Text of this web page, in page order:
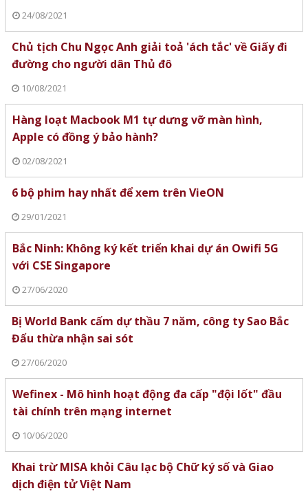
24/08/2021
Chủ tịch Chu Ngọc Anh giải toả 'ách tắc' về Giấy đi
đường cho người dân Thủ đô
10/08/2021
Hàng loạt Macbook M1 tự dưng vỡ màn hình,
Apple có đồng ý bảo hành?
02/08/2021
6 bộ phim hay nhất để xem trên VieON
29/01/2021
Bắc Ninh: Không ký kết triển khai dự án Owifi 5G
với CSE Singapore
27/06/2020
Bị World Bank cấm dự thầu 7 năm, công ty Sao Bắc
Đẩu thừa nhận sai sót
27/06/2020
Wefinex - Mô hình hoạt động đa cấp "đội lốt" đầu
tài chính trên mạng internet
10/06/2020
Khai trừ MISA khỏi Câu lạc bộ Chữ ký số và Giao
dịch điện tử Việt Nam